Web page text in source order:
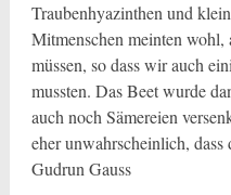
Traubenhyazinthen und
Mitmenschen meinten wohl,
müssen, so dass wir auch
mussten. Das Beet wurde
auch noch Sämereien
eher unwahrscheinlich, dass
Gudrun Gauss